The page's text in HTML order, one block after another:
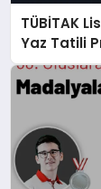
TÜBİTAK
Yaz Tatili